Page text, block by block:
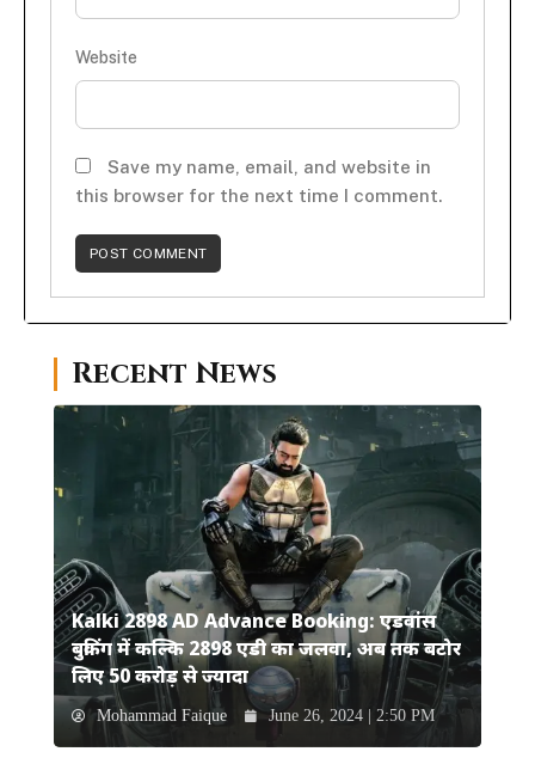
Website
Save my name, email, and website in
this browser for the next time I comment.
Recent News
Kalki 2898 AD Advance Booking: एडवांस
बुकिंग में कल्कि 2898 एडी का जलवा, अब तक बटोर
लिए 50 करोड़ से ज्यादा
Mohammad Faique June 26, 2024 | 2:50 PM